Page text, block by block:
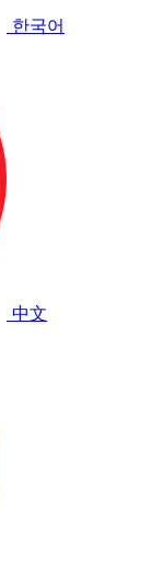
한국어
中文